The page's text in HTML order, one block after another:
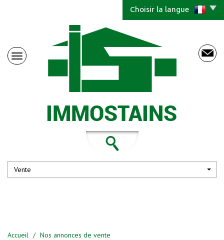
Choisir la langue
Vente
Accueil Nos annonces de vente